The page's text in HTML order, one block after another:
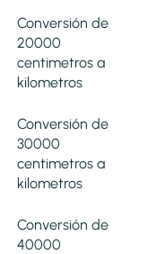
Conversión de
20000
centimetros a
kilometros
Conversión de
30000
centimetros a
kilometros
Conversión de
40000